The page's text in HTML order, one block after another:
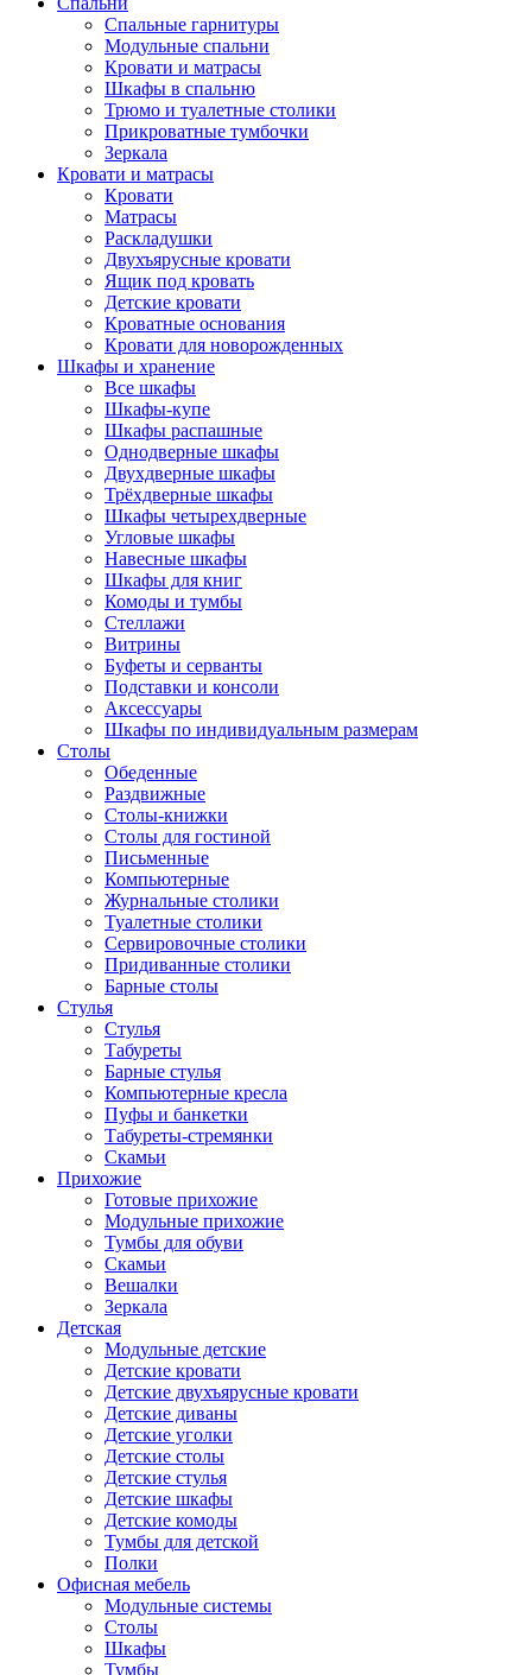
Спальные гарнитуры
Модульные спальни
Кровати и матрасы
Шкафы в спальню
Трюмо и туалетные столики
Прикроватные тумбочки
Зеркала
Кровати и матрасы
Кровати
Матрасы
Раскладушки
Двухъярусные кровати
Ящик под кровать
Детские кровати
Кроватные основания
Кровати для новорожденных
Шкафы и хранение
Все шкафы
Шкафы-купе
Шкафы распашные
Однодверные шкафы
Двухдверные шкафы
Трёхдверные шкафы
Шкафы четырехдверные
Угловые шкафы
Навесные шкафы
Шкафы для книг
Комоды и тумбы
Стеллажи
Витрины
Буфеты и серванты
Подставки и консоли
Аксессуары
Шкафы по индивидуальным размерам
Столы
Обеденные
Раздвижные
Столы-книжки
Столы для гостиной
Письменные
Компьютерные
Журнальные столики
Туалетные столики
Сервировочные столики
Придиванные столики
Барные столы
Стулья
Стулья
Табуреты
Барные стулья
Компьютерные кресла
Пуфы и банкетки
Табуреты-стремянки
Скамьи
Прихожие
Готовые прихожие
Модульные прихожие
Тумбы для обуви
Скамьи
Вешалки
Зеркала
Детская
Модульные детские
Детские кровати
Детские двухъярусные кровати
Детские диваны
Детские уголки
Детские столы
Детские стулья
Детские шкафы
Детские комоды
Тумбы для детской
Полки
Офисная мебель
Модульные системы
Столы
Шкафы
Тумбы